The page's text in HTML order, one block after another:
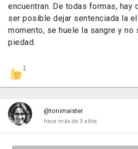
encuentran. De todas formas, hay
ser posible dejar sentenciada la
momento, se huele la sangre y no
piedad.
1
@tonimaister
hace más de 3 años